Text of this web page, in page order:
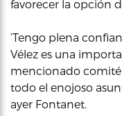
favorecer la opción
‘Tengo plena
Vélez es una
mencionado
todo el enojoso
ayer Fontanet.